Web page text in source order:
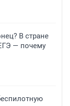
В стране
— почему